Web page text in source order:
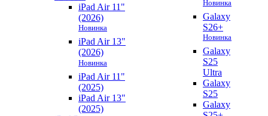
iPad Air 11"
(2026)
Новинка
iPad Air 13"
(2026)
Новинка
iPad Air 11"
(2025)
iPad Air 13"
(2025)
Новинка
Galaxy
S26+
Новинка
Galaxy
S25
Ultra
Galaxy
S25
Galaxy